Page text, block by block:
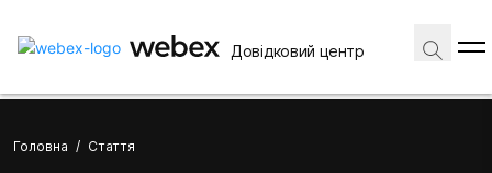
Довідковий центр
Головна / Стаття